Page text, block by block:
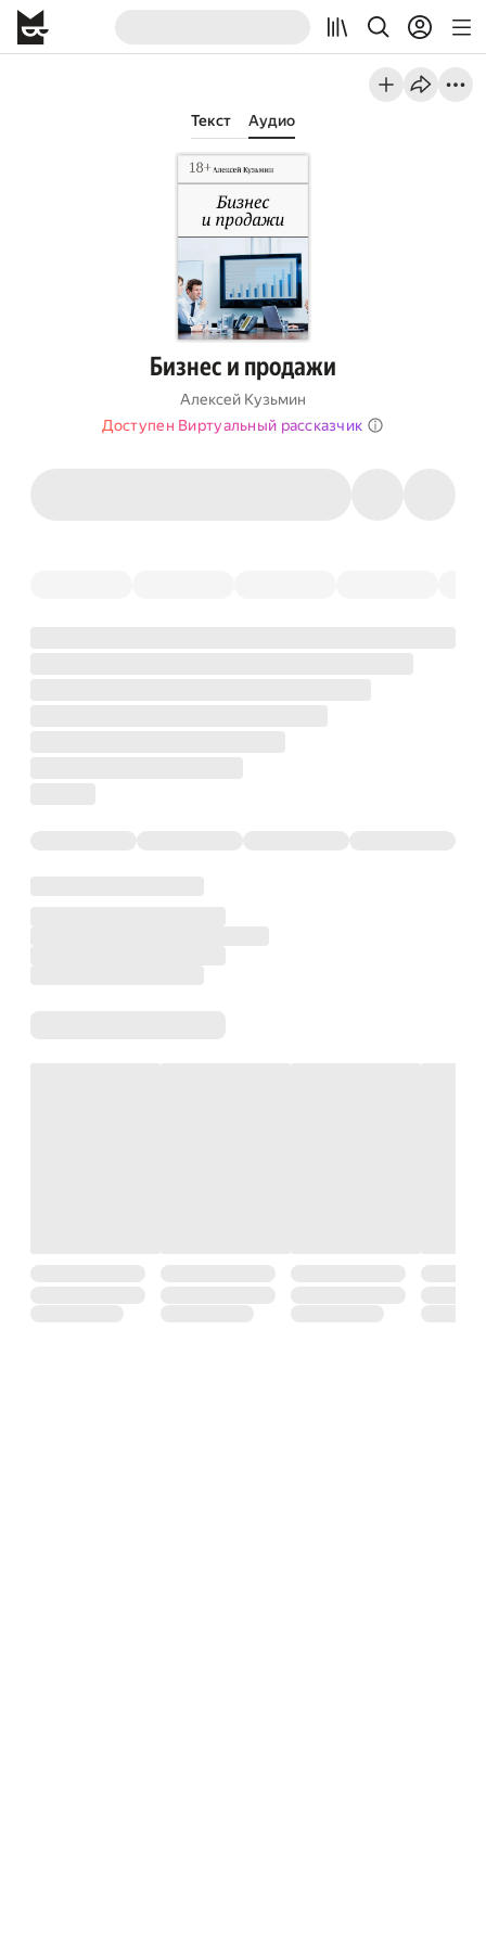
Текст Аудио
Бизнес и продажи
Алексей Кузьмин
Доступен Виртуальный рассказчик